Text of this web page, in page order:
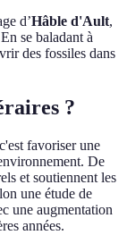
d’Hâble d'Ault,
se baladant à
des fossiles dans
?
c'est favoriser une
De
et soutiennent les
une étude de
une augmentation
années.